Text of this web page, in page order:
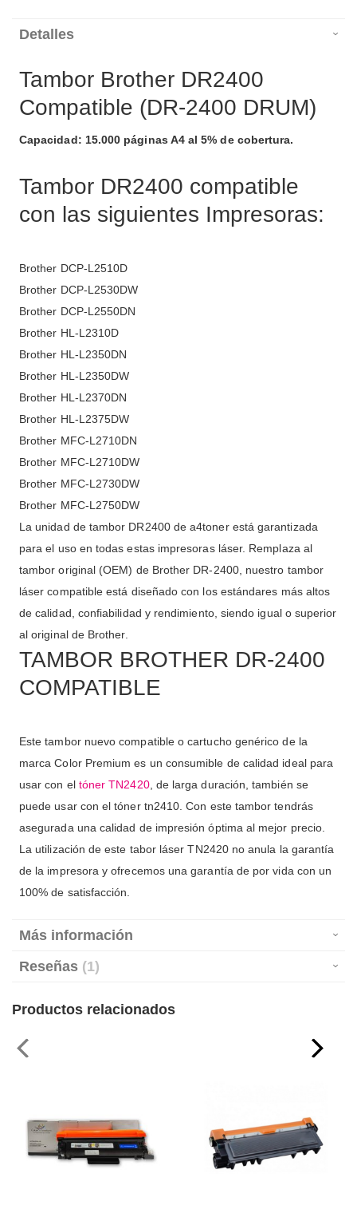
Detalles
Tambor Brother DR2400
Compatible (DR-2400 DRUM)
Capacidad: 15.000 páginas A4 al 5% de cobertura.
Tambor DR2400 compatible
con las siguientes Impresoras:
Brother DCP-L2510D
Brother DCP-L2530DW
Brother DCP-L2550DN
Brother HL-L2310D
Brother HL-L2350DN
Brother HL-L2350DW
Brother HL-L2370DN
Brother HL-L2375DW
Brother MFC-L2710DN
Brother MFC-L2710DW
Brother MFC-L2730DW
Brother MFC-L2750DW
La unidad de tambor DR2400 de a4toner está garantizada
para el uso en todas estas impresoras láser. Remplaza al
tambor original (OEM) de Brother DR-2400, nuestro tambor
láser compatible está diseñado con los estándares más altos
de calidad, confiabilidad y rendimiento, siendo igual o superior
al original de Brother.
TAMBOR BROTHER DR-2400
COMPATIBLE
Este tambor nuevo compatible o cartucho genérico de la
marca Color Premium es un consumible de calidad ideal para
usar con el tóner TN2420, de larga duración, también se
puede usar con el tóner tn2410. Con este tambor tendrás
asegurada una calidad de impresión óptima al mejor precio.
La utilización de este tabor láser TN2420 no anula la garantía
de la impresora y ofrecemos una garantía de por vida con un
100% de satisfacción.
Más información
Reseñas 1
Productos relacionados